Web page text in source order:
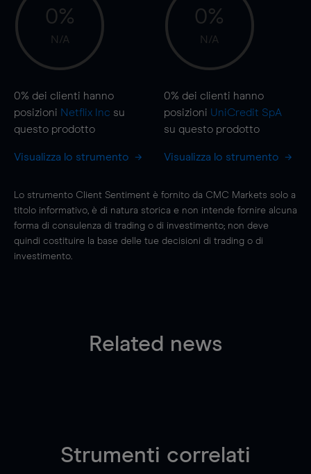
0%
N/A
0% dei clienti hanno
posizioni Netflix Inc su
questo prodotto
Visualizza lo strumento
0%
N/A
0% dei clienti hanno
posizioni UniCredit SpA
su questo prodotto
Visualizza lo strumento
Lo strumento Client Sentiment è fornito da CMC Markets solo a
titolo informativo, è di natura storica e non intende fornire alcuna
forma di consulenza di trading o di investimento; non deve
quindi costituire la base delle tue decisioni di trading o di
investimento.
Related news
Strumenti correlati